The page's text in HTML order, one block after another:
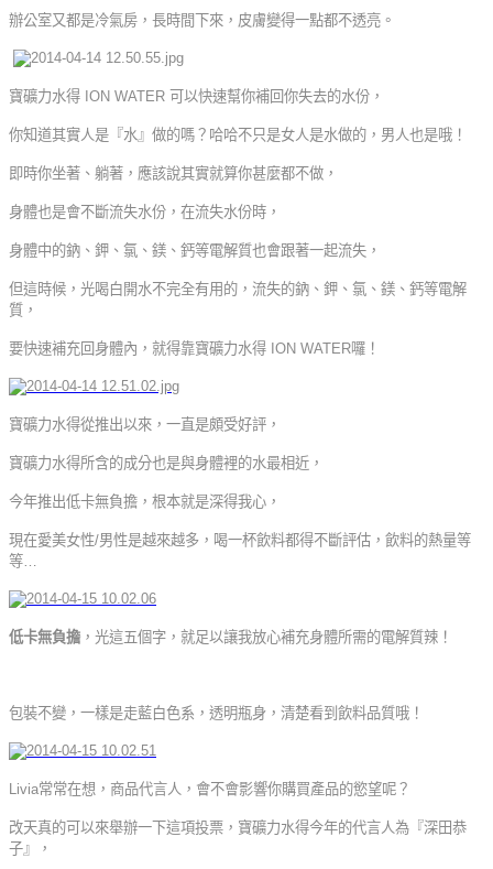
辦公室又都是冷氣房，長時間下來，皮膚變得一點都不透亮。
寶礦力水得 ION WATER 可以快速幫你補回你失去的水份，
你知道其實人是『水』做的嗎？哈哈不只是女人是水做的，男人也是哦！
即時你坐著、躺著，應該說其實就算你甚麼都不做，
身體也是會不斷流失水份，在流失水份時，
身體中的鈉、鉀、氯、鎂、鈣等電解質也會跟著一起流失，
但這時候，光喝白開水不完全有用的，流失的鈉、鉀、氯、鎂、鈣等電解
質，
要快速補充回身體內，就得靠寶礦力水得 ION WATER囉！
寶礦力水得從推出以來，一直是頗受好評，
寶礦力水得所含的成分也是與身體裡的水最相近，
今年推出低卡無負擔，根本就是深得我心，
現在愛美女性/男性是越來越多，喝一杯飲料都得不斷評估，飲料的熱量等
等
低卡無負擔 ，光這五個字，就足以讓我放心補充身體所需的電解質辣！
包裝不變，一樣是走藍白色系，透明瓶身，清楚看到飲料品質哦！
Livia常常在想，商品代言人，會不會影響你購買產品的慾望呢？
改天真的可以來舉辦一下這項投票，寶礦力水得今年的代言人為『深田恭
子』，